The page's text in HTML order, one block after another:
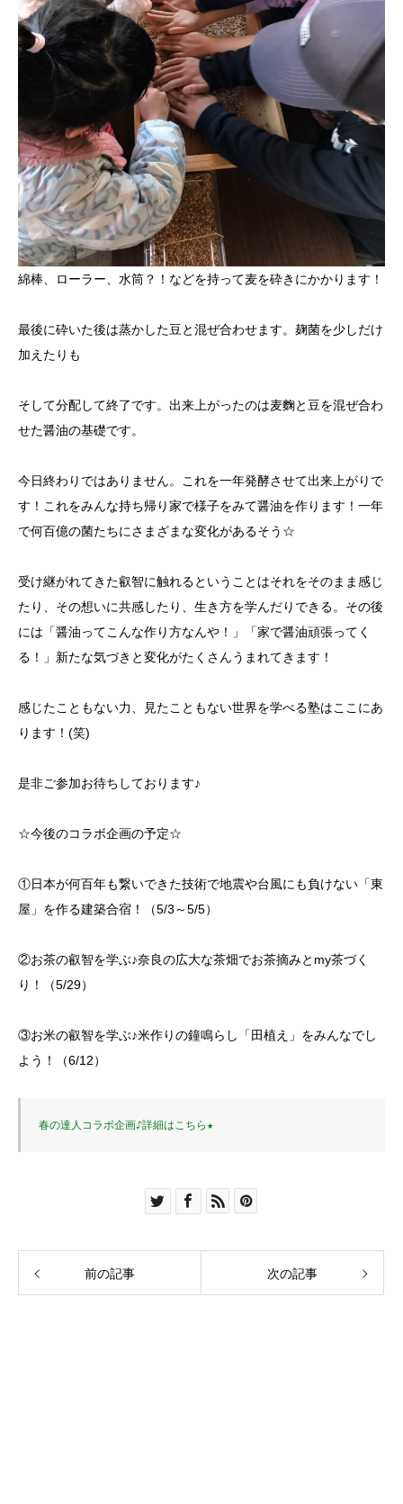
綿棒、ローラー、水筒？！などを持って麦を砕きにかかります！
最後に砕いた後は蒸かした豆と混ぜ合わせます。麹菌を少しだけ
加えたりも
そして分配して終了です。出来上がったのは麦麴と豆を混ぜ合わ
せた醤油の基礎です。
今日終わりではありません。これを一年発酵させて出来上がりで
す！これをみんな持ち帰り家で様子をみて醤油を作ります！一年
で何百億の菌たちにさまざまな変化があるそう☆
受け継がれてきた叡智に触れるということはそれをそのまま感じ
たり、その想いに共感したり、生き方を学んだりできる。その後
には「醤油ってこんな作り方なんや！」「家で醤油頑張ってく
る！」新たな気づきと変化がたくさんうまれてきます！
感じたこともない力、見たこともない世界を学べる塾はここにあ
ります！(笑)
是非ご参加お待ちしております♪
☆今後のコラボ企画の予定☆
①日本が何百年も繋いできた技術で地震や台風にも負けない「東
屋」を作る建築合宿！（5/3～5/5）
②お茶の叡智を学ぶ♪奈良の広大な茶畑でお茶摘みとmy茶づく
り！（5/29）
③お米の叡智を学ぶ♪米作りの鐘鳴らし「田植え」をみんなでし
よう！（6/12）
春の達人コラボ企画♪詳細はこちら★
前の記事 次の記事